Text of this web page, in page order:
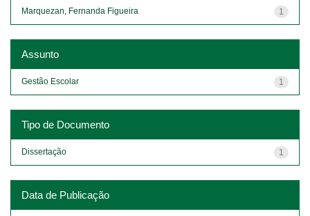
1
Marquezan, Fernanda Figueira
Assunto
1
Gestão Escolar
Tipo de Documento
1
Dissertação
Data de Publicação